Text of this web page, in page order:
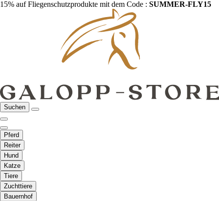
15% auf Fliegenschutzprodukte mit dem Code : SUMMER-FLY15
Suchen
Pferd
Reiter
Hund
Katze
Tiere
Zuchttiere
Bauernhof